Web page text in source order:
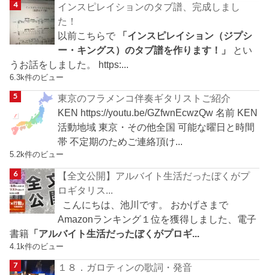
インスピレイションのタブ譜、完成しまし
た！
以前こちらで
「インスピレイション（ジプシ
ー・キングス）のタブ譜を作ります！」
とい
うお話をしました。 https:...
6.3k件のビュー
東京のフラメンコ伴奏ギタリストご紹介
KEN https://youtu.be/GZfwnEcwzQw 名前 KEN
活動地域 東京・その他全国 可能な曜日と時間
帯 不定期のためご連絡頂け...
5.2k件のビュー
【全文公開】アルバイト生活だったぼくがプ
ロギタリス...
こんにちは、池川です。 おかげさまで
Amazonランキング１位を獲得しました、電子
書籍 「アルバイト生活だったぼくがプロギ...
4.1k件のビュー
１８．ガロティンの歌詞・発音